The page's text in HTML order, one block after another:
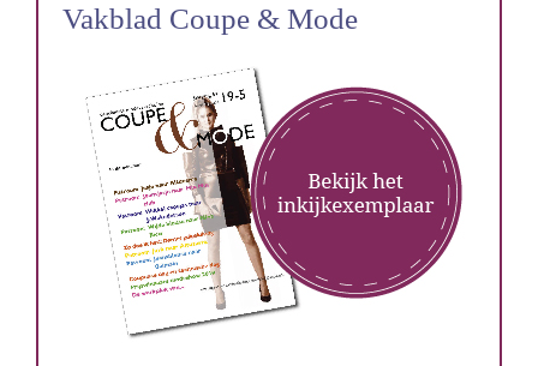
Vakblad Coupe & Mode